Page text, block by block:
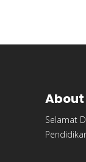
About
Selamat